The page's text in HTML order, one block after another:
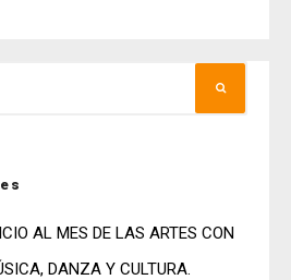
AL MES DE LAS ARTES CON
DANZA Y CULTURA.